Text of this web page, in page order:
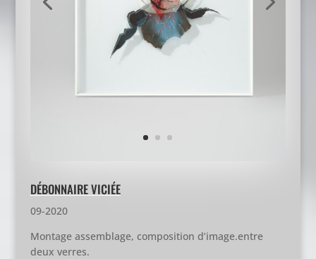
DÉBONNAIRE VICIÉE
09-2020
Montage assemblage, composition d’image.entre
deux verres.